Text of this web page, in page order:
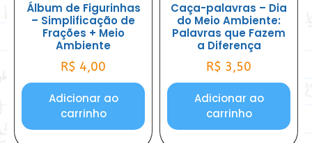
Álbum de Figurinhas
– Simplificação de
Frações + Meio
Ambiente
R$ 4,00
Adicionar ao
carrinho
Caça-palavras – Dia
do Meio Ambiente:
Palavras que Fazem
a Diferença
R$ 3,50
Adicionar ao
carrinho